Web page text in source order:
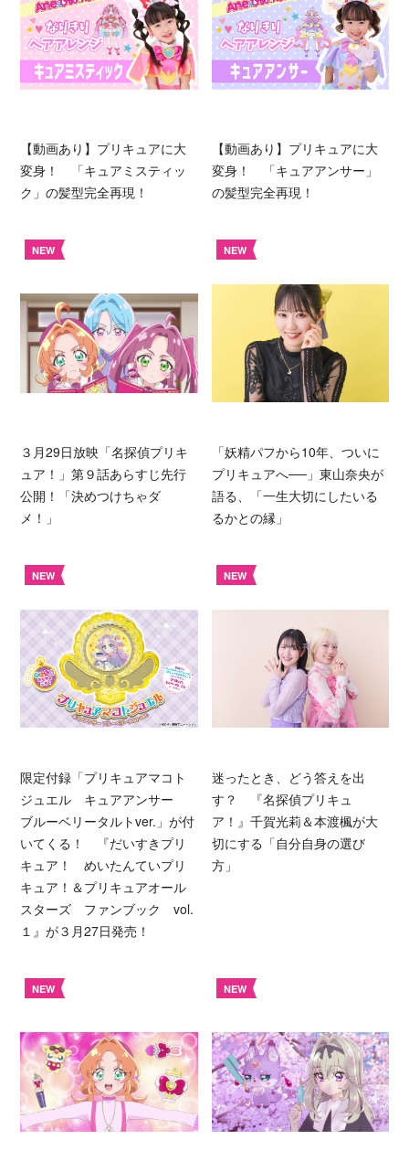
【動画あり】プリキュアに大
変身！ 「キュアミスティッ
ク」の髪型完全再現！
【動画あり】プリキュアに大
変身！ 「キュアアンサー」
の髪型完全再現！
NEW
３月29日放映「名探偵プリキ
ュア！」第９話あらすじ先行
公開！「決めつけちゃダ
メ！」
NEW
「妖精パフから10年、ついに
プリキュアへ──」東山奈央が
語る、「一生大切にしたいる
るかとの縁」
NEW
限定付録「プリキュアマコト
ジュエル キュアアンサー
ブルーベリータルトver.」が付
いてくる！ 『だいすきプリ
キュア！ めいたんていプリ
キュア！＆プリキュアオール
スターズ ファンブック vol.
１』が３月27日発売！
NEW
迷ったとき、どう答えを出
す？ 『名探偵プリキュ
ア！』千賀光莉＆本渡楓が大
切にする「自分自身の選び
方」
NEW NEW